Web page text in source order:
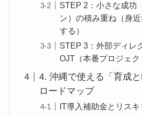
STEP 2：小さな成功
ン）の積み重ね（身
する）
STEP 3：外部ディレ
OJT（本番プロジェク
4. 沖縄で使える「育成
ロードマップ
IT導入補助金とリス